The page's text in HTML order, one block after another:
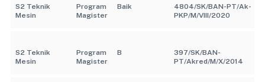
S2 Teknik
Mesin
Program
Magister
Baik
4804/SK/BAN-PT/Ak-
PKP/M/VIII/2020
S2 Teknik
Mesin
Program
Magister
B
397/SK/BAN-
PT/Akred/M/X/2014